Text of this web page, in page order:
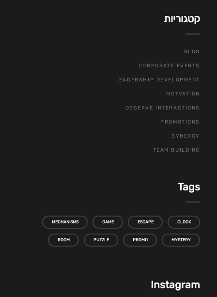
קטגוריות
BLOG
CORPORATE EVENTS
LEADERSHIP DEVELOPMENT
MOTVATION
OBSERVE INTERACTIONS
PROMOTIONS
SYNERGY
TEAM BUILDING
Tags
CLOCK
ESCAPE
GAME
MECHANISMS
MYSTERY
PROMO
PUZZLE
ROOM
Instagram